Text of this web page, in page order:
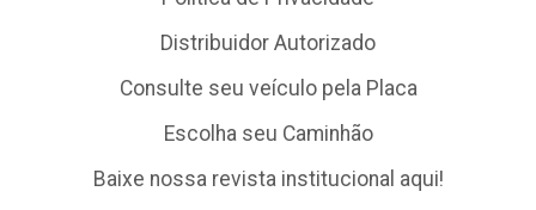
Distribuidor Autorizado
Consulte seu veículo pela Placa
Escolha seu Caminhão
Baixe nossa revista institucional aqui!